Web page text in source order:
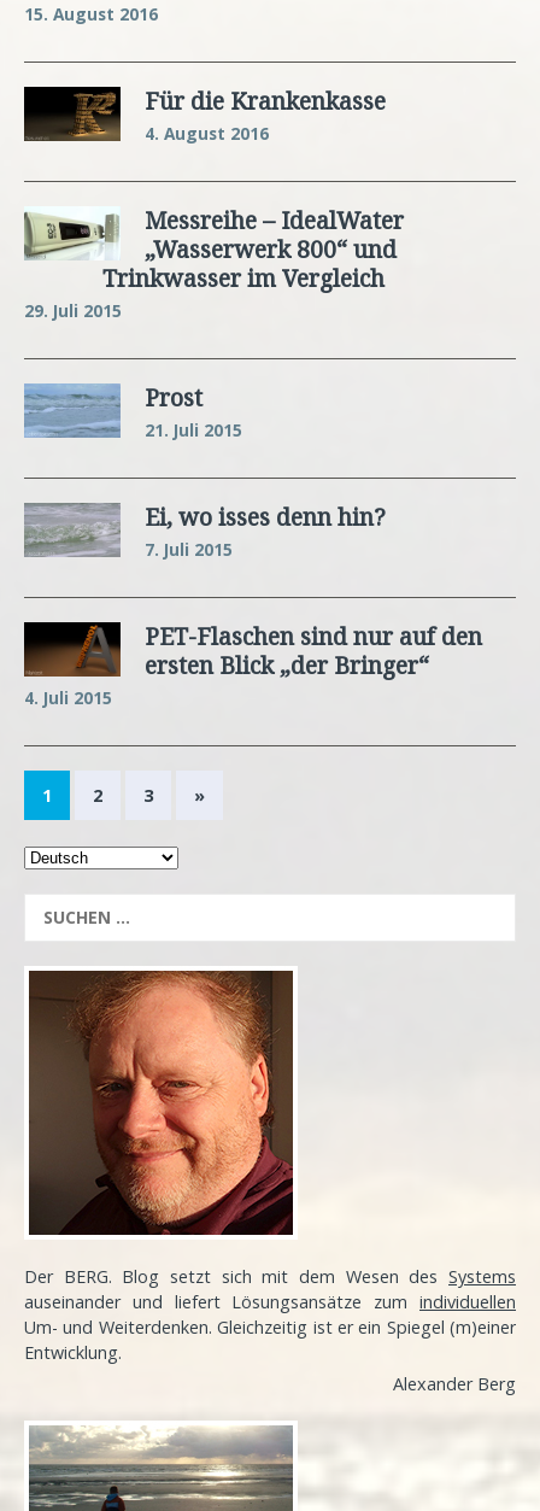
15. August 2016
Für die Krankenkasse
4. August 2016
Messreihe – IdealWater
„Wasserwerk 800“ und
Trinkwasser im Vergleich
29. Juli 2015
Prost
21. Juli 2015
Ei, wo isses denn hin?
7. Juli 2015
PET-Flaschen sind nur auf den
ersten Blick „der Bringer“
4. Juli 2015
1 2 3 »
Der BERG. Blog setzt sich mit dem Wesen des Systems
auseinander und liefert Lösungsansätze zum individuellen
Um- und Weiterdenken. Gleichzeitig ist er ein Spiegel (m)einer
Entwicklung.
Alexander Berg